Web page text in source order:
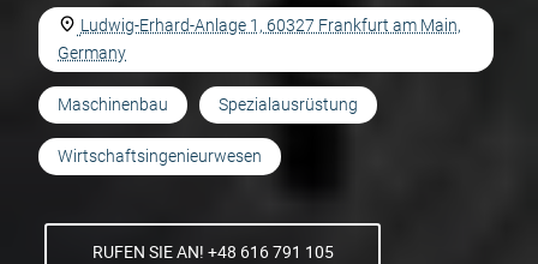
Ludwig-Erhard-Anlage 1, 60327 Frankfurt am Main,
Germany
Maschinenbau Spezialausrüstung
Wirtschaftsingenieurwesen
RUFEN SIE AN! +48 616 791 105